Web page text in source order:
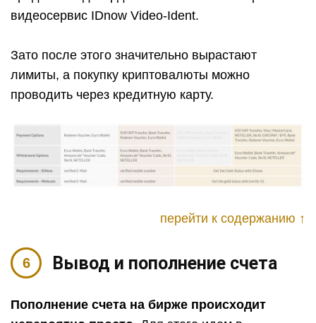
видеосервис IDnow Video-Ident.
Зато после этого значительно вырастают
лимиты, а покупку криптовалюты можно
проводить через кредитную карту.
перейти к содержанию ↑
Вывод и пополнение счета
Пополнение счета на бирже происходит